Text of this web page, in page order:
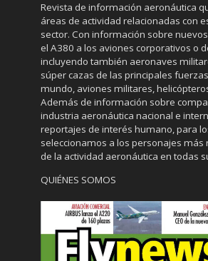
Revista de información aeronáutica
áreas de actividad relacionadas con
sector. Con información sobre
el A380 a los aviones corporativos o
incluyendo también aeronaves
súper cazas de las principales
mundo, aviones militares,
Además de información sobre
industria aeronáutica nacional e
reportajes de interés humano, para
seleccionamos a los personajes más
de la actividad aeronáutica en todas
QUIÉNES SOMOS